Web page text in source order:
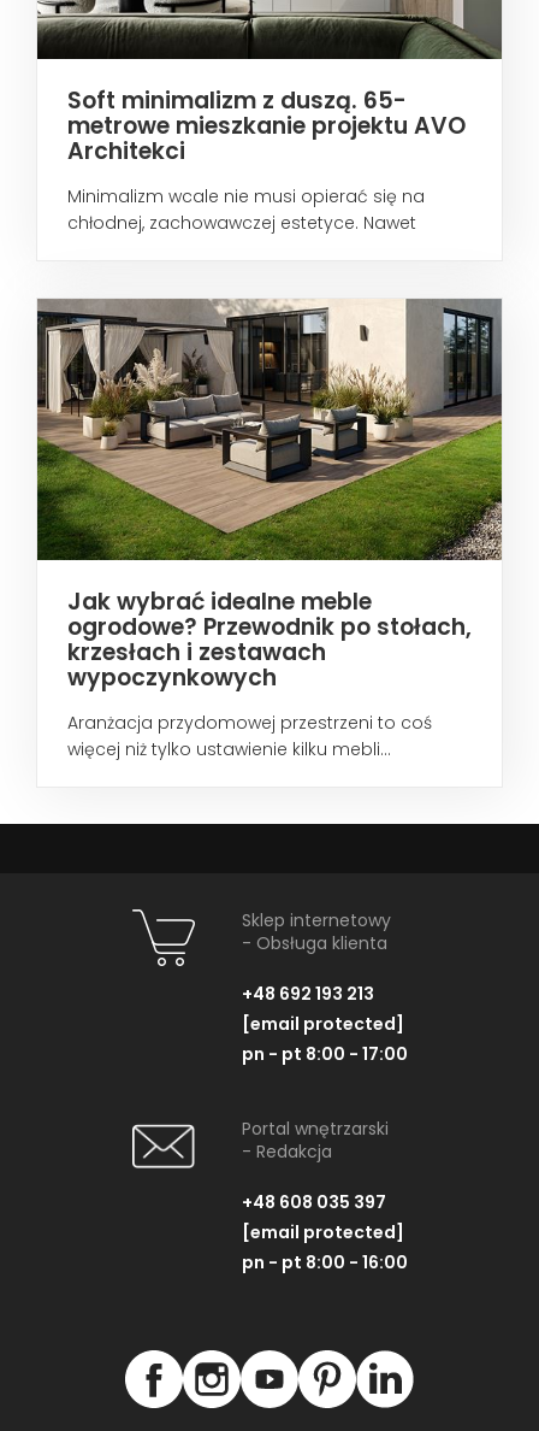
Soft minimalizm z duszą. 65-
metrowe mieszkanie projektu AVO
Architekci
Minimalizm wcale nie musi opierać się na
chłodnej, zachowawczej estetyce. Nawet
Jak wybrać idealne meble
ogrodowe? Przewodnik po stołach,
krzesłach i zestawach
wypoczynkowych
Aranżacja przydomowej przestrzeni to coś
więcej niż tylko ustawienie kilku mebli...
Sklep internetowy
- Obsługa klienta
+48 692 193 213
[email protected]
pn - pt 8:00 - 17:00
Portal wnętrzarski
- Redakcja
+48 608 035 397
[email protected]
pn - pt 8:00 - 16:00